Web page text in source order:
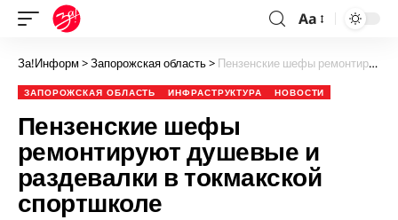
Aa
За!Информ >Запорожская область> Пензенские шефы ремонтируют душевые и раздевалки в токмакской спортшколе
ЗАПОРОЖСКАЯ ОБЛАСТЬ ИНФРАСТРУКТУРА НОВОСТИ
Пензенские шефы
ремонтируют душевые и
раздевалки в токмакской
спортшколе